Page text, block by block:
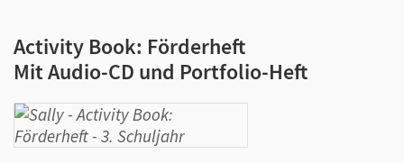
Activity Book: Förderheft
Mit Audio-CD und Portfolio-Heft